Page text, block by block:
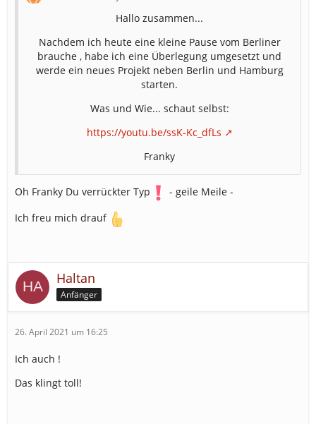
Hallo zusammen...
Nachdem ich heute eine kleine Pause vom Berliner
brauche , habe ich eine Überlegung umgesetzt und
werde ein neues Projekt neben Berlin und Hamburg
starten.
Was und Wie... schaut selbst:
https://youtu.be/ssK-Kc_dfLs
Franky
Oh Franky Du verrückter Typ
- geile Meile -
Ich freu mich drauf
Haltan
Anfänger
26. April 2021 um 16:25
Ich auch !
Das klingt toll!